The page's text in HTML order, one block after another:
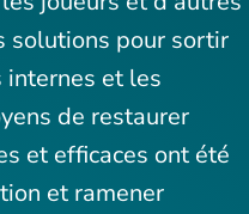
solutions pour sortir
internes et les
de restaurer
et efficaces ont été
et ramener